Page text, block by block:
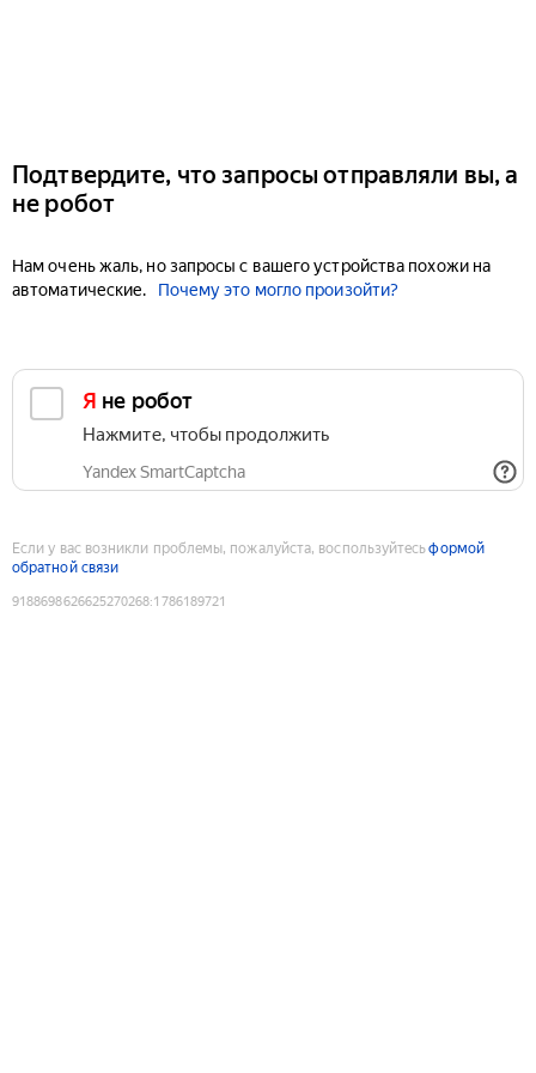
Подтвердите, что запросы отправляли вы, а
не робот
Нам очень жаль, но запросы с вашего устройства похожи на
автоматические.
Почему это могло произойти?
Я не робот
Нажмите, чтобы продолжить
Yandex SmartCaptcha
Если у вас возникли проблемы, пожалуйста, воспользуйтесьформой
обратной связи
9188698626625270268:1786189721